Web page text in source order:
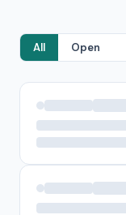
All Open